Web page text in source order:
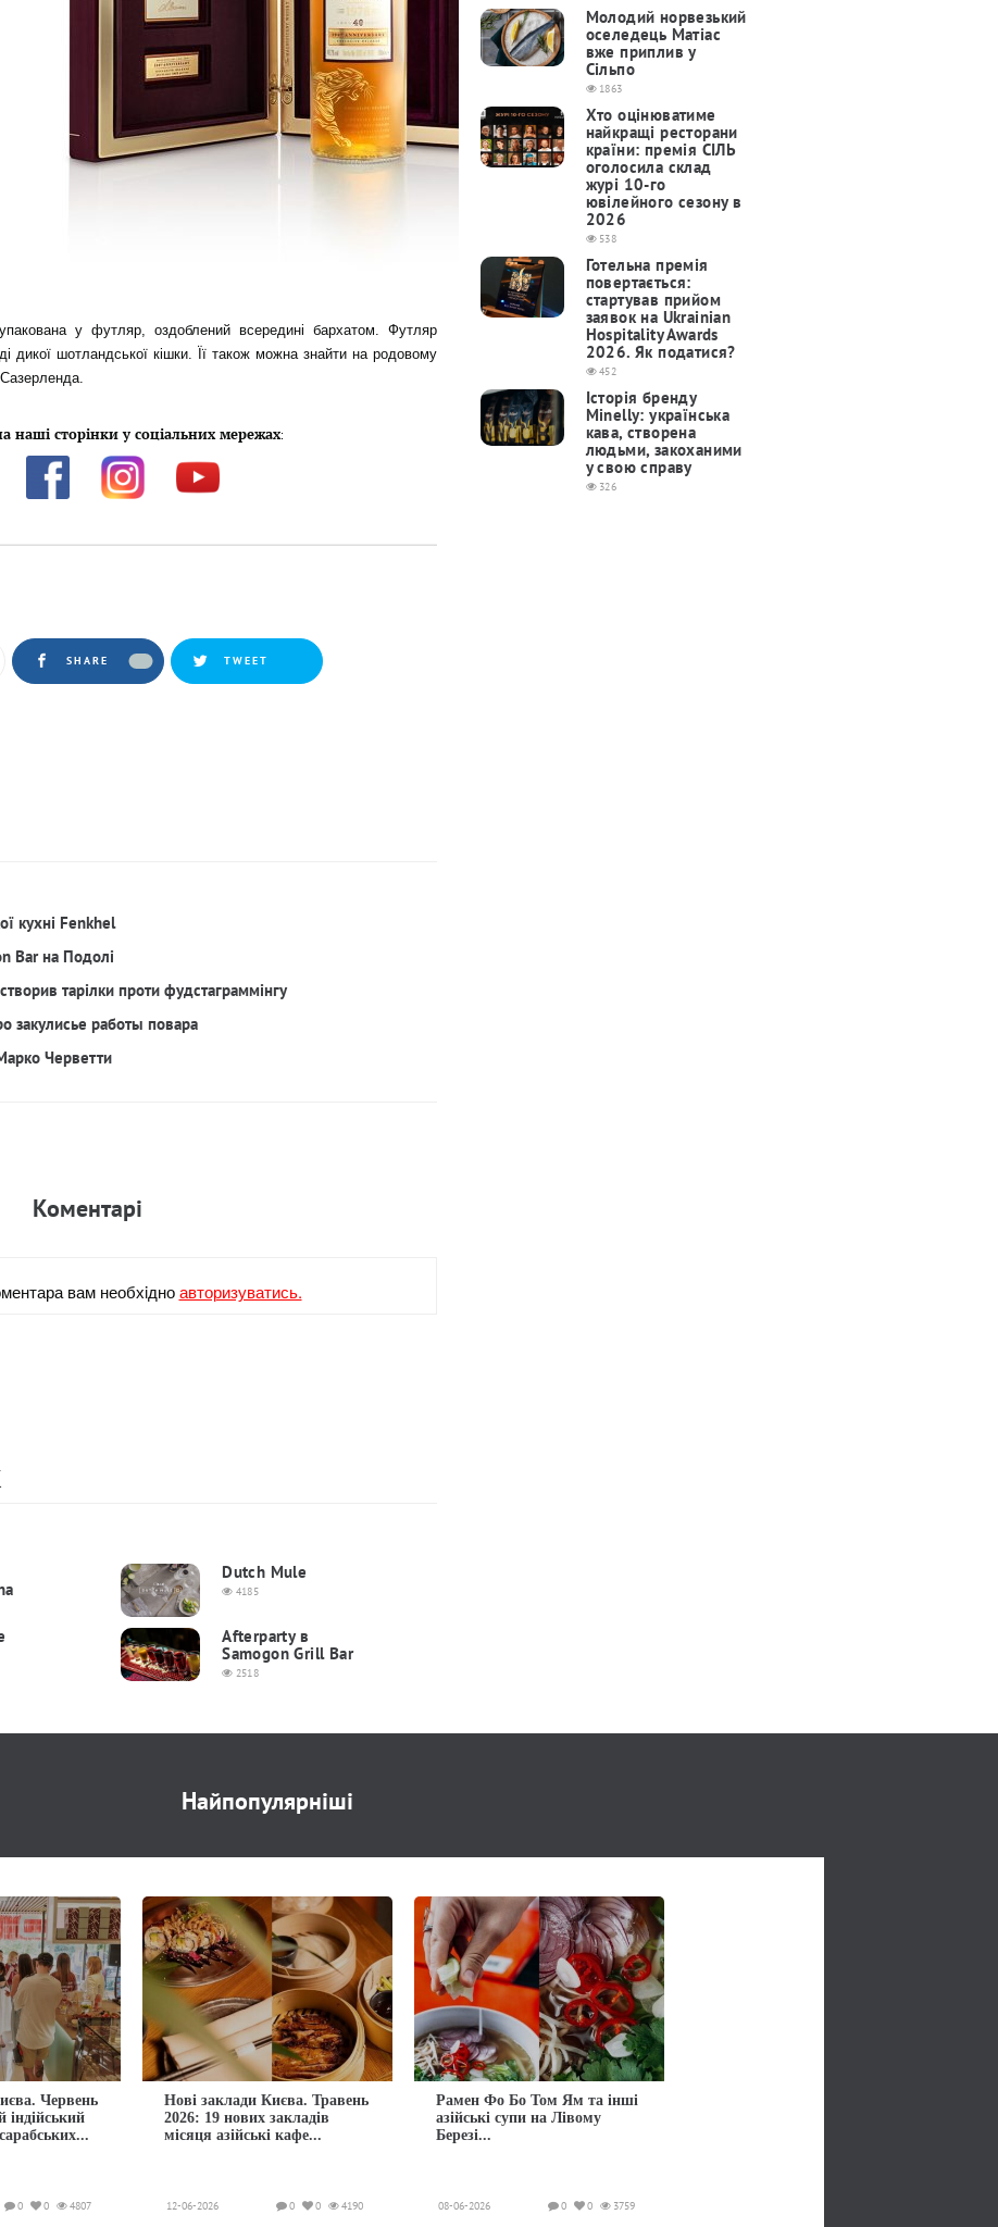
у футляр, оздоблений всередині бархатом. Футляр
дикої шотландської кішки. Її також можна знайти на родовому
Сазерленда.
наші сторінки у соціальних мережах:
SHARE TWEET
кухні Fenkhel
Bar на Подолі
тарілки проти фудстаграммінгу
работы повара
Черветти
Коментарi
вам необхiдноавторизуватись.
Dutch Mule
4185
Afterparty в
Samogon Grill Bar
2518
Молодий норвезький
оселедець Матіас
вже приплив у
Сільпо
1863
Хто оцінюватиме
найкращі ресторани
країни: премія СІЛЬ
оголосила склад
журі 10-го
ювілейного сезону в
2026
538
Готельна премія
повертається:
cтартував прийом
заявок на Ukrainian
Hospitality Awards
2026. Як податися?
452
Історія бренду
Minelly: українська
кава, створена
людьми, закоханими
у свою справу
326
Найпопулярніші
Червень
індійський
4807
0
0
Нові заклади Києва. Травень
2026: 19 нових закладів
місяця азійські кафе...
12-06-2026 4190
0
0
Рамен Фо Бо Том Ям та інші
азійські супи на Лівому
Березі...
08-06-2026 3759
0
0